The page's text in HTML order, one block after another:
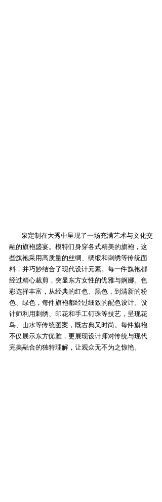
泉定制在大秀中呈现了一场充满艺术与文化交
融的旗袍盛宴。模特们身穿各式精美的旗袍，这
些旗袍采用高质量的丝绸、绸缎和刺绣等传统面
料，并巧妙结合了现代设计元素。每一件旗袍都
经过精心裁剪，突显东方女性的优雅与婀娜。色
彩选择丰富，从经典的红色、黑色，到清新的粉
色、绿色，每件旗袍都经过细致的配色设计。设
计师利用刺绣、印花和手工钉珠等技艺，呈现花
鸟、山水等传统图案，既古典又时尚。每件旗袍
不仅展示东方优雅，更展现设计师对传统与现代
完美融合的独特理解，让观众无不为之惊艳。